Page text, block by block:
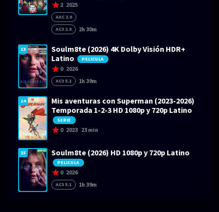
2 2025
AAC 2.0
AC3 2.0
2h 30m
13
Soulm8te (2026) 4K Dolby Visión HDR+
Latino
PELICULA
0 2026
AC3 5.1 1h 39m
14
Mis aventuras con Superman (2023-2026)
Temporada 1-2-3 HD 1080p y 720p Latino
SERIE
0 2023 23 min
15 Soulm8te (2026) HD 1080p y 720p Latino
PELICULA
0 2026
AC3 5.1 1h 39m